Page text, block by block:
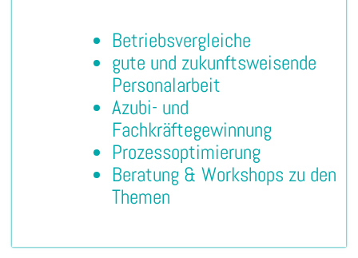
Betriebsvergleiche
gute und zukunftsweisende
Personalarbeit
Azubi- und
Fachkräftegewinnung
Prozessoptimierung
Beratung & Workshops zu den
Themen